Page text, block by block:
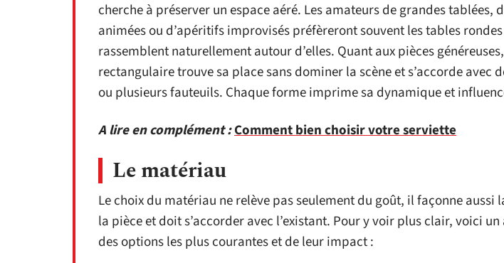
cherche à préserver un espace aéré. Les amateurs de grandes tablées,
animées ou d’apéritifs improvisés préfèreront souvent les tables
rassemblent naturellement autour d’elles. Quant aux pièces
rectangulaire trouve sa place sans dominer la scène et s’accorde avec
ou plusieurs fauteuils. Chaque forme imprime sa dynamique et
A lire en complément :Comment bien choisir votre serviette
Le matériau
Le choix du matériau ne relève pas seulement du goût, il façonne aussi
la pièce et doit s’accorder avec l’existant. Pour y voir plus clair, voici
des options les plus courantes et de leur impact :